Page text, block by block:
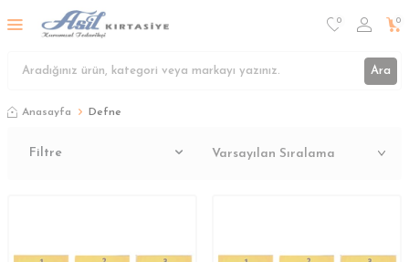
Ara
0 0
Anasayfa Defne
Filtre